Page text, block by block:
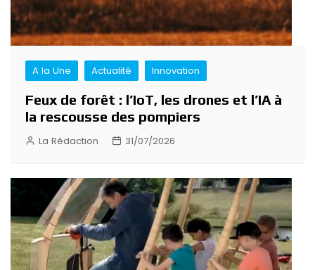
A la Une Actualité Innovation
Feux de forêt : l’IoT, les drones et l’IA à
la rescousse des pompiers
La Rédaction 31/07/2026